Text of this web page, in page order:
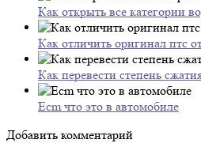
Как открыть все категории
Как отличить оригинал птс
Как перевести степень
Ecm что это в автомобиле
Добавить комментарий